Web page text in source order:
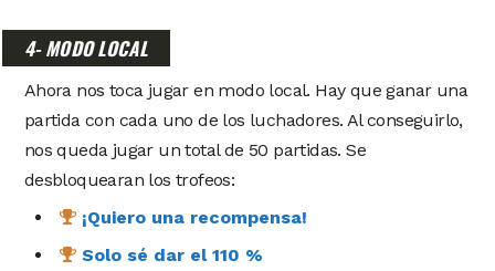
4- MODO LOCAL
Ahora nos toca jugar en modo local. Hay que ganar una
partida con cada uno de los luchadores. Al conseguirlo,
nos queda jugar un total de 50 partidas. Se
desbloquearan los trofeos:
¡Quiero una recompensa!
Solo sé dar el 110 %